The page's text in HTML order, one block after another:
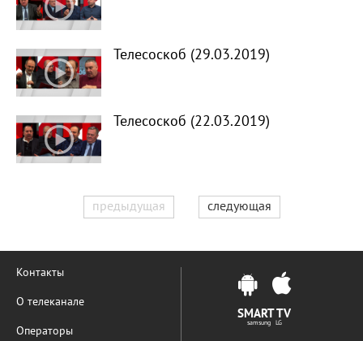
Телесоскоб (29.03.2019)
Телесоскоб (22.03.2019)
предыдущая следующая
Контакты
О телеканале
Операторы
SMART TV
samsung LG